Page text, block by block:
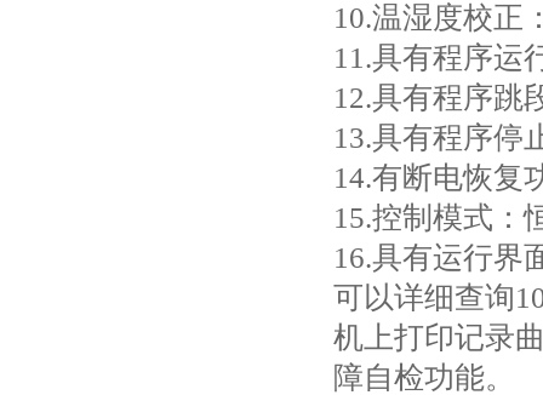
10.温湿度校正
11.具有程序运
12.具有程序跳
13.具有程序停
14.有断电恢复
15.控制模式：
16.具有运行界
可以详细查询
机上打印记录
障自检功能。